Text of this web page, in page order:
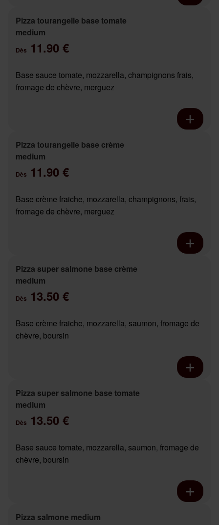
Pizza tourangelle base tomate
medium
Dès 11.90 €
Base sauce tomate, mozzarella, champignons frais,
fromage de chèvre, merguez
Pizza tourangelle base crème
medium
Dès 11.90 €
Base crème fraiche, mozzarella, champignons, frais,
fromage de chèvre, merguez
Pizza super salmone base crème
medium
Dès 13.50 €
Base crème fraiche, mozzarella, saumon, fromage de
chèvre, boursin
Pizza super salmone base tomate
medium
Dès 13.50 €
Base sauce tomate, mozzarella, saumon, fromage de
chèvre, boursin
Pizza salmone medium